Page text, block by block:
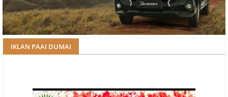
IKLAN PAAI DUMAI